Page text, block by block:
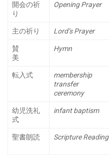
開会の祈
り
Opening Prayer
主の祈り Lord’s Prayer
賛
美
Hymn
転入式
membership
transfer
ceremony
幼児洗礼
式
infant baptism
聖書朗読 Scripture Reading